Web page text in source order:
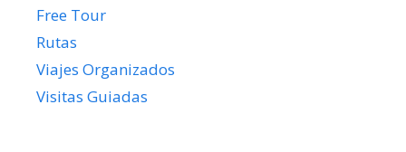
Free Tour
Rutas
Viajes Organizados
Visitas Guiadas